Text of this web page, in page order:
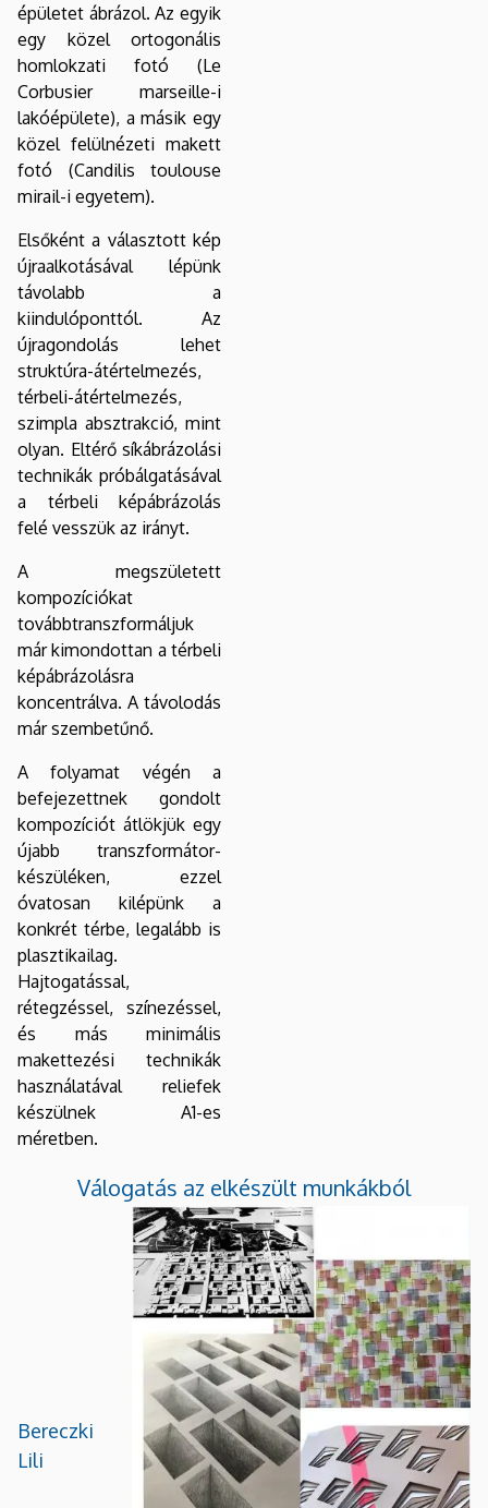
épületet ábrázol. Az egyik
egy közel ortogonális
homlokzati fotó (Le
Corbusier marseille-i
lakóépülete), a másik egy
közel felülnézeti makett
fotó (Candilis toulouse
mirail-i egyetem).
Elsőként a választott kép
újraalkotásával lépünk
távolabb a
kiindulóponttól. Az
újragondolás lehet
struktúra-átértelmezés,
térbeli-átértelmezés,
szimpla absztrakció, mint
olyan. Eltérő síkábrázolási
technikák próbálgatásával
a térbeli képábrázolás
felé vesszük az irányt.
A megszületett
kompozíciókat
továbbtranszformáljuk
már kimondottan a térbeli
képábrázolásra
koncentrálva. A távolodás
már szembetűnő.
A folyamat végén a
befejezettnek gondolt
kompozíciót átlökjük egy
újabb transzformátor-
készüléken, ezzel
óvatosan kilépünk a
konkrét térbe, legalább is
plasztikailag.
Hajtogatással,
rétegzéssel, színezéssel,
és más minimális
makettezési technikák
használatával reliefek
készülnek A1-es
méretben.
Válogatás az elkészült munkákból
Bereczki
Lili